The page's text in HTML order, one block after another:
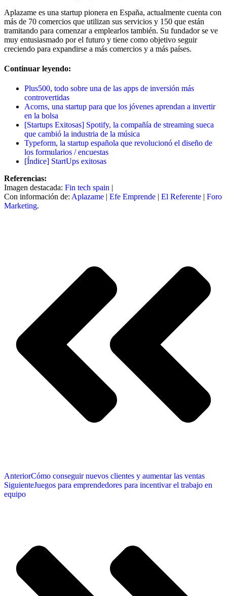
Aplazame es una startup pionera en España, actualmente cuenta con
más de 70 comercios que utilizan sus servicios y 150 que están
tramitando para comenzar a emplearlos también. Su fundador se ve
muy entusiasmado por el futuro y tiene como objetivo seguir
creciendo para expandirse a más comercios y a más países.
Continuar leyendo:
Plus500, todo sobre una de las apps de inversión más
controvertidas
Acorns, una startup para que los jóvenes aprendan a invertir
en la bolsa
[Startups Exitosas] Spotify, la compañía de streaming sueca
que cambió la industria de la música
Typeform, la startup española que revolucionó el diseño de
los formularios / encuestas
[Índice] StartUps exitosas
Referencias:
Imagen destacada: Fin tech spain |
Con información de: Aplazame | Efe Emprende | El Referente | Foro
Marketing.
AnteriorCómo conseguir nuevos clientes y aumentar las ventas
SiguienteJuegos para emprendedores para incentivar el trabajo en
equipo